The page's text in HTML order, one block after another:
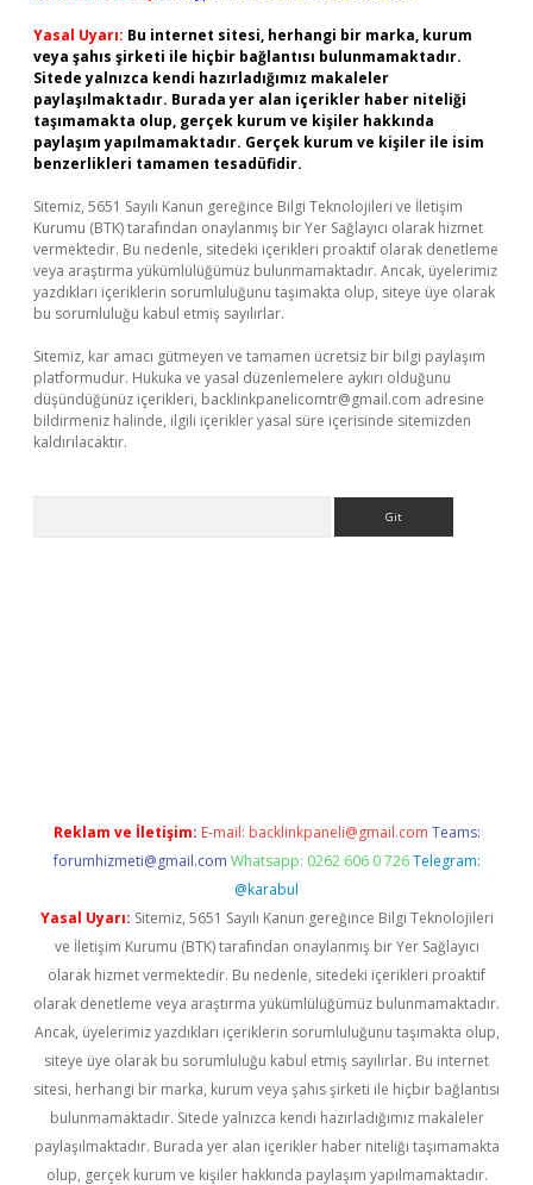
Yasal Uyarı: Bu internet sitesi, herhangi bir marka, kurum
veya şahıs şirketi ile hiçbir bağlantısı bulunmamaktadır.
Sitede yalnızca kendi hazırladığımız makaleler
paylaşılmaktadır. Burada yer alan içerikler haber niteliği
taşımamakta olup, gerçek kurum ve kişiler hakkında
paylaşım yapılmamaktadır. Gerçek kurum ve kişiler ile isim
benzerlikleri tamamen tesadüfidir.
Sitemiz, 5651 Sayılı Kanun gereğince Bilgi Teknolojileri ve İletişim
Kurumu (BTK) tarafından onaylanmış bir Yer Sağlayıcı olarak hizmet
vermektedir. Bu nedenle, sitedeki içerikleri proaktif olarak denetleme
veya araştırma yükümlülüğümüz bulunmamaktadır. Ancak, üyelerimiz
yazdıkları içeriklerin sorumluluğunu taşımakta olup, siteye üye olarak
bu sorumluluğu kabul etmiş sayılırlar.
Sitemiz, kar amacı gütmeyen ve tamamen ücretsiz bir bilgi paylaşım
platformudur. Hukuka ve yasal düzenlemelere aykırı olduğunu
düşündüğünüz içerikleri, backlinkpanelicomtr@gmail.com adresine
bildirmeniz halinde, ilgili içerikler yasal süre içerisinde sitemizden
kaldırılacaktır.
Reklam ve İletişim: E-mail: backlinkpaneli@gmail.com Teams:
forumhizmeti@gmail.com Whatsapp: 0262 606 0 726 Telegram:
@karabul
Yasal Uyarı: Sitemiz, 5651 Sayılı Kanun gereğince Bilgi Teknolojileri
ve İletişim Kurumu (BTK) tarafından onaylanmış bir Yer Sağlayıcı
olarak hizmet vermektedir. Bu nedenle, sitedeki içerikleri proaktif
olarak denetleme veya araştırma yükümlülüğümüz bulunmamaktadır.
Ancak, üyelerimiz yazdıkları içeriklerin sorumluluğunu taşımakta olup,
siteye üye olarak bu sorumluluğu kabul etmiş sayılırlar. Bu internet
sitesi, herhangi bir marka, kurum veya şahıs şirketi ile hiçbir bağlantısı
bulunmamaktadır. Sitede yalnızca kendi hazırladığımız makaleler
paylaşılmaktadır. Burada yer alan içerikler haber niteliği taşımamakta
olup, gerçek kurum ve kişiler hakkında paylaşım yapılmamaktadır.